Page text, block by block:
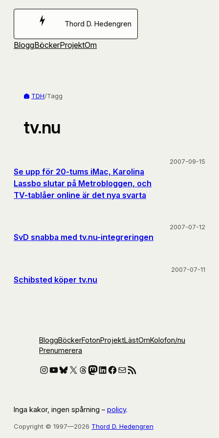
Hoppa
Thord D. Hedengren
BloggBöckerProjektOm
TDH/Tagg
tv.nu
Se upp för 20-tums iMac, Karolina
Lassbo slutar på Metrobloggen, och
TV-tablåer online är det nya svarta
2007-09-15
SvD snabba med tv.nu-integreringen
2007-07-12
Schibsted köper tv.nu
2007-07-11
BloggBöckerFotonProjektLästOmKolofon/nu
Prenumerera
Instagram
YouTube
Bluesky
X Threads
Mastodon
LinkedIn
Facebook
E-postRSS-flöde
Inga kakor, ingen spårning – policy.
Copyright © 1997—2026 Thord D. Hedengren